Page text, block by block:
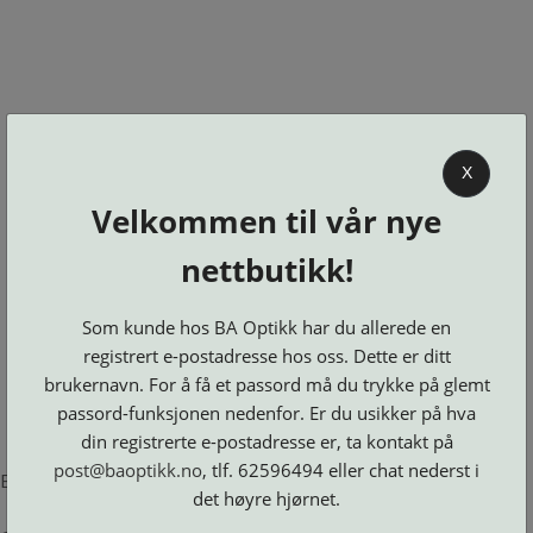
BA OPTIKK
KJØPSVILKÅR
OSS
BESTILL
DELER
LOGG INN
Brillerens
Brillesnorer
Clip-
on
Suncover
Etuier
Innfatninger
Lesebriller
Luper
og
Speil
Maskiner
Microkluter
Neseputer
Se alle kategorier
Error loading product page.
X
Velkommen til vår nye
nettbutikk!
Som kunde hos BA Optikk har du allerede en
registrert e-postadresse hos oss. Dette er ditt
brukernavn. For å få et passord må du trykke på glemt
passord-funksjonen nedenfor. Er du usikker på hva
din registrerte e-postadresse er, ta kontakt på
post@baoptikk.no, tlf. 62596494 eller chat nederst i
det høyre hjørnet.